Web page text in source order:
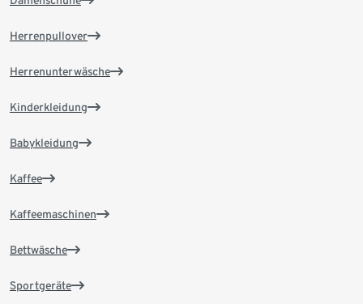
Herrenpullover
Herrenunterwäsche
Kinderkleidung
Babykleidung
Kaffee
Kaffeemaschinen
Bettwäsche
Sportgeräte